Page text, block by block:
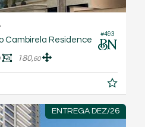
#493
Cambirela Residence
180,60
ENTREGA DEZ/26